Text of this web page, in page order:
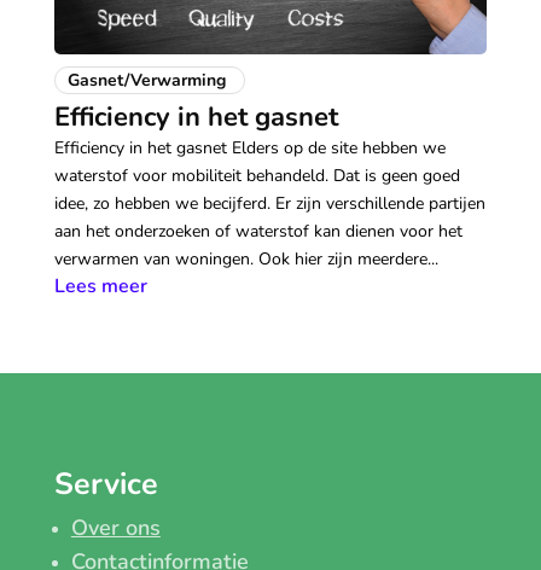
Efficiency in het gasnet
Gasnet/Verwarming
Efficiency in het gasnet Elders op de site hebben we
waterstof voor mobiliteit behandeld. Dat is geen goed
idee, zo hebben we becijferd. Er zijn verschillende partijen
aan het onderzoeken of waterstof kan dienen voor het
verwarmen van woningen. Ook hier zijn meerdere...
Lees meer
Service
Over ons
Contactinformatie